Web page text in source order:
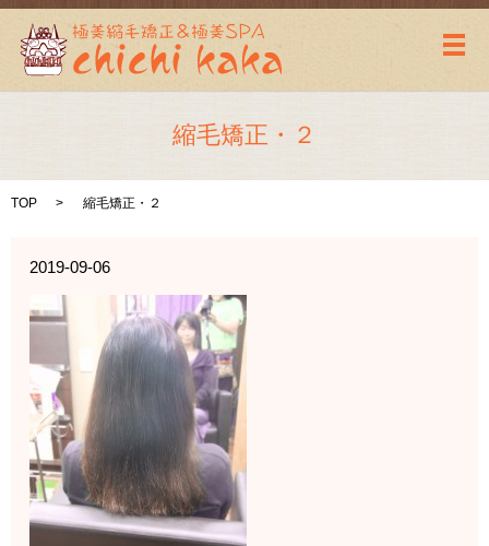
メ
縮毛矯正・２
TOP 縮毛矯正・２
2019-09-06